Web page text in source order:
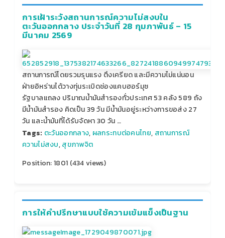
การเฝ้าระวังสถานการณ์ความไม่สงบใน
ตะวันออกกลาง ประจำวันที่ 28 กุมภาพันธ์ – 15
มีนาคม 2569
สถานการณ์โดยรวมรุนแรง ตึงเครียด และมีความไม่แน่นอน
ฝ่ายอิหร่านได้วางทุ่นระเบิดช่องแคบฮอร์มุซ
รัฐบาลแถลง ปริมาณน้ำมันสำรองทั่วประเทศ 53 คลัง 589 ถัง
มีน้ำมันสำรอง คิดเป็น 39 วัน มีน้ำมันอยู่ระหว่างการขอส่ง 27
วัน และน้ำมันที่ได้รับจัดหา 30 วัน …
Tags: ตะวันออกกลาง, ผลกระทบต่อคนไทย, สถานการณ์
ความไม่สงบ,สุขภาพจิต
Position:1801 (434views)
การให้คำปรึกษาแบบใช้ความเข้มแข็งเป็นฐาน